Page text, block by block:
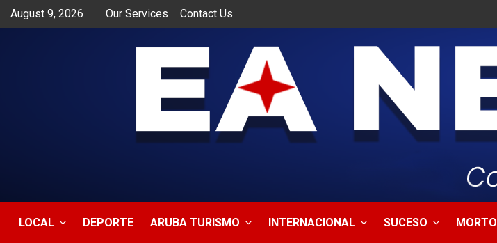
August 9, 2026 Our Services Contact Us
LOCAL DEPORTE ARUBA TURISMO INTERNACIONAL SUCESO MORTO